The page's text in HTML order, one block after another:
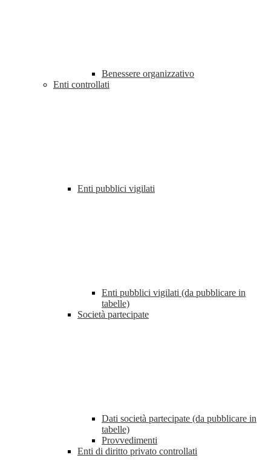
Benessere organizzativo
Enti controllati
Enti pubblici vigilati
Enti pubblici vigilati (da pubblicare in
tabelle)
Società partecipate
Dati società partecipate (da pubblicare in
tabelle)
Provvedimenti
Enti di diritto privato controllati